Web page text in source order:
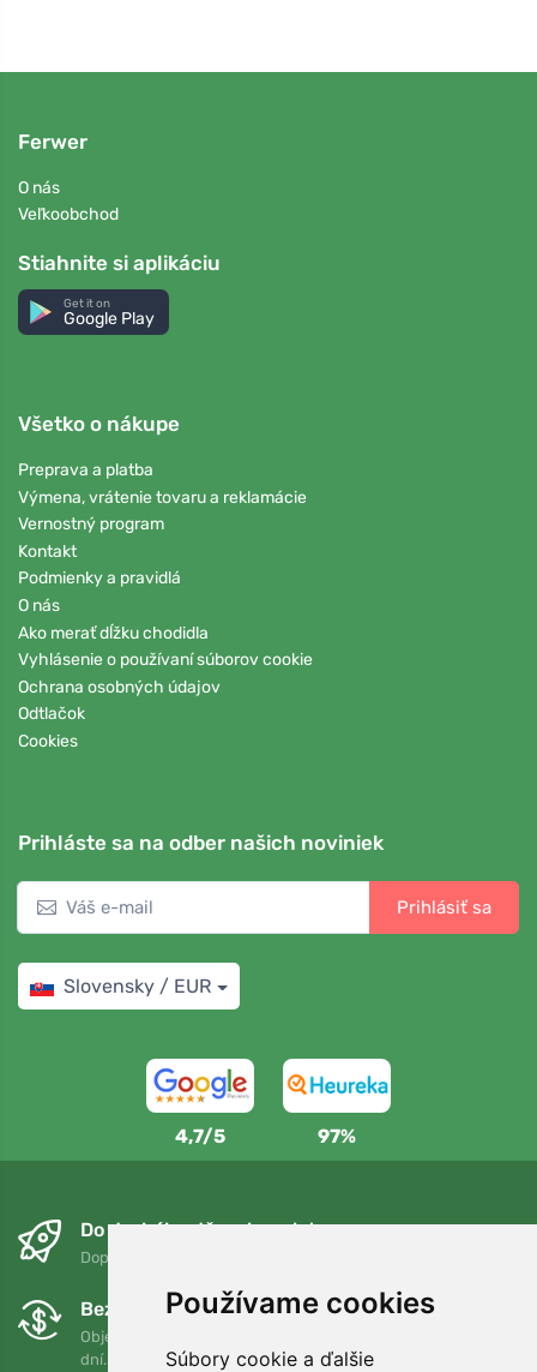
Používame cookies
Súbory cookie a ďalšie
Ferwer
O nás
Veľkoobchod
Stiahnite si aplikáciu
Get it on
Google Play
Všetko o nákupe
Preprava a platba
Výmena, vrátenie tovaru a reklamácie
Vernostný program
Kontakt
Podmienky a pravidlá
O nás
Ako merať dĺžku chodidla
Vyhlásenie o používaní súborov cookie
Ochrana osobných údajov
Odtlačok
Cookies
Prihláste sa na odber našich noviniek
Prihlásiť sa
Slovensky / EUR
4,7/5 97%
Do druhého dňa a bezplatne
Doprava zadarmo pri objednávkach nad 75 EUR
Bezplatná výmena a vrátenie tovaru
Objednávku môžete kedykoľvek vrátiť alebo vymeniť do 90
dní.